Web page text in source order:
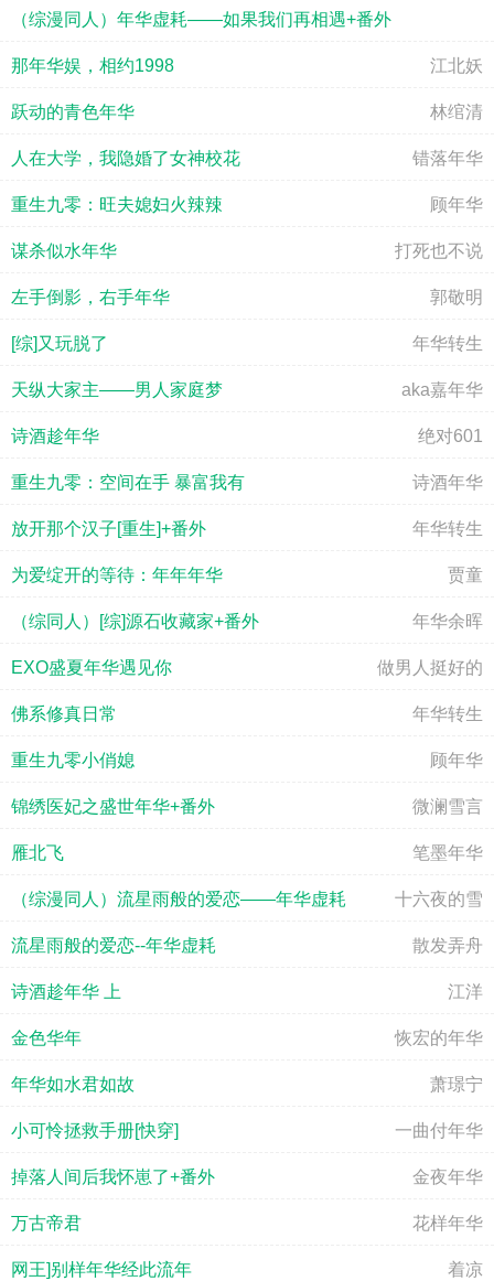
（综漫同人）年华虚耗——如果我们再相遇+番外
十六夜的雪
那年华娱，相约1998 江北妖
跃动的青色年华 林绾清
人在大学，我隐婚了女神校花 错落年华
重生九零：旺夫媳妇火辣辣 顾年华
谋杀似水年华 打死也不说
左手倒影，右手年华 郭敬明
[综]又玩脱了 年华转生
天纵大家主——男人家庭梦 aka嘉年华
诗酒趁年华 绝对601
重生九零：空间在手 暴富我有 诗酒年华
放开那个汉子[重生]+番外 年华转生
为爱绽开的等待：年年年华 贾童
（综同人）[综]源石收藏家+番外 年华余晖
EXO盛夏年华遇见你 做男人挺好的
佛系修真日常 年华转生
重生九零小俏媳 顾年华
锦绣医妃之盛世年华+番外 微澜雪言
雁北飞 笔墨年华
（综漫同人）流星雨般的爱恋——年华虚耗 十六夜的雪
流星雨般的爱恋--年华虚耗 散发弄舟
诗酒趁年华 上 江洋
金色华年 恢宏的年华
年华如水君如故 萧璟宁
小可怜拯救手册[快穿] 一曲付年华
掉落人间后我怀崽了+番外 金夜年华
万古帝君 花样年华
网王]别样年华经此流年 着凉